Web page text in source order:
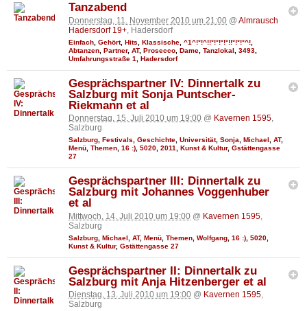
Tanzabend
Donnerstag, 11. November 2010 um 21:00 @ Almrausch
Hadersdorf 19+ , Hadersdorf
Einfach Gehört, Hits Klassische ^1^!°!^!!°!°!°!°!!°!°!°^!
Abtanzen Partner, AT, Prosecco Dame Tanzlokal 3493
Umfahrungsstraße 1
Hadersdorf
Gesprächspartner IV: Dinnertalk zu
Salzburg mit Sonja Puntscher-
Riekmann et al
Donnerstag, 15. Juli 2010 um 19:00 @ Kavernen 1595,
Salzburg
Salzburg Festivals Geschichte Universität, Sonja Michael AT,
Menü Themen 16 :) 5020 2011 Kunst & Kultur, Gstättengasse
27
Gesprächspartner III: Dinnertalk zu
Salzburg mit Johannes Voggenhuber
et al
Mittwoch, 14. Juli 2010 um 19:00 @ Kavernen 1595
Salzburg
Salzburg Michael AT, Menü Themen Wolfgang 16 :) 5020
Kunst & Kultur, Gstättengasse 27
Gesprächspartner II: Dinnertalk zu
Salzburg mit Anja Hitzenberger et al
Dienstag, 13. Juli 2010 um 19:00 @ Kavernen 1595,
Salzburg